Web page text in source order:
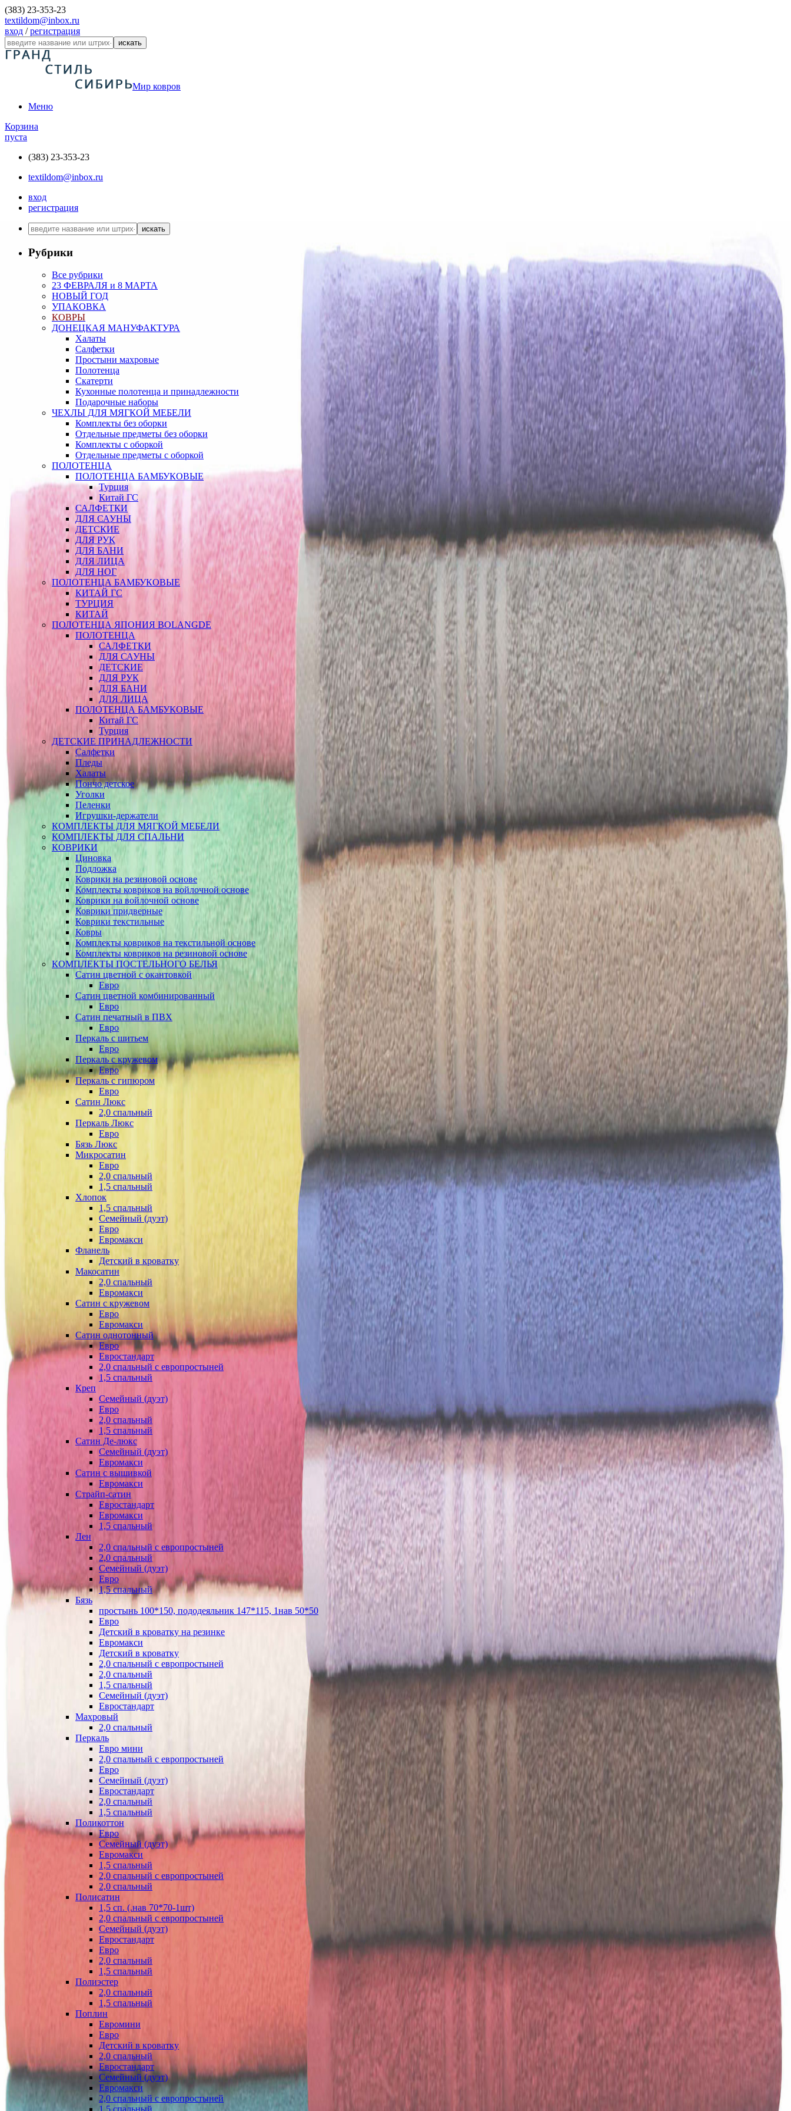
(383) 23-353-23
textildom@inbox.ru
вход /регистрация
искать
Мир ковров
Меню
Корзина
пуста
(383) 23-353-23
textildom@inbox.ru
вход
регистрация
искать
Рубрики
Все рубрики
23 ФЕВРАЛЯ и 8 МАРТА
НОВЫЙ ГОД
УПАКОВКА
КОВРЫ
ДОНЕЦКАЯ МАНУФАКТУРА
Халаты
Салфетки
Простыни махровые
Полотенца
Скатерти
Кухонные полотенца и принадлежности
Подарочные наборы
ЧЕХЛЫ ДЛЯ МЯГКОЙ МЕБЕЛИ
Комплекты без оборки
Отдельные предметы без оборки
Комплекты с оборкой
Отдельные предметы с оборкой
ПОЛОТЕНЦА
ПОЛОТЕНЦА БАМБУКОВЫЕ
Турция
Китай ГС
САЛФЕТКИ
ДЛЯ САУНЫ
ДЕТСКИЕ
ДЛЯ РУК
ДЛЯ БАНИ
ДЛЯ ЛИЦА
ДЛЯ НОГ
ПОЛОТЕНЦА БАМБУКОВЫЕ
КИТАЙ ГС
ТУРЦИЯ
КИТАЙ
ПОЛОТЕНЦА ЯПОНИЯ BOLANGDE
ПОЛОТЕНЦА
САЛФЕТКИ
ДЛЯ САУНЫ
ДЕТСКИЕ
ДЛЯ РУК
ДЛЯ БАНИ
ДЛЯ ЛИЦА
ПОЛОТЕНЦА БАМБУКОВЫЕ
Китай ГС
Турция
ДЕТСКИЕ ПРИНАДЛЕЖНОСТИ
Салфетки
Пледы
Халаты
Пончо детское
Уголки
Пеленки
Игрушки-держатели
КОМПЛЕКТЫ ДЛЯ МЯГКОЙ МЕБЕЛИ
КОМПЛЕКТЫ ДЛЯ СПАЛЬНИ
КОВРИКИ
Циновка
Подложка
Коврики на резиновой основе
Комплекты ковриков на войлочной основе
Коврики на войлочной основе
Коврики придверные
Коврики текстильные
Ковры
Комплекты ковриков на текстильной основе
Комплекты ковриков на резиновой основе
КОМПЛЕКТЫ ПОСТЕЛЬНОГО БЕЛЬЯ
Сатин цветной с окантовкой
Евро
Сатин цветной комбинированный
Евро
Сатин печатный в ПВХ
Евро
Перкаль с шитьем
Евро
Перкаль с кружевом
Евро
Перкаль с гипюром
Евро
Сатин Люкс
2,0 спальный
Перкаль Люкс
Евро
Бязь Люкс
Микросатин
Евро
2,0 спальный
1,5 спальный
Хлопок
1,5 спальный
Семейный (дуэт)
Евро
Евромакси
Фланель
Детский в кроватку
Макосатин
2,0 спальный
Евромакси
Сатин с кружевом
Евро
Евромакси
Сатин однотонный
Евро
Евростандарт
2,0 спальный с европростыней
1,5 спальный
Креп
Семейный (дуэт)
Евро
2,0 спальный
1,5 спальный
Сатин Де-люкс
Семейный (дуэт)
Евромакси
Сатин с вышивкой
Евромакси
Страйп-сатин
Евростандарт
Евромакси
1,5 спальный
Лен
2,0 спальный с европростыней
2,0 спальный
Семейный (дуэт)
Евро
1,5 спальный
Бязь
простынь 100*150, пододеяльник 147*115, 1нав 50*50
Евро
Детский в кроватку на резинке
Евромакси
Детский в кроватку
2,0 спальный с европростыней
2,0 спальный
1,5 спальный
Семейный (дуэт)
Евростандарт
Махровый
2,0 спальный
Перкаль
Евро мини
2,0 спальный с европростыней
Евро
Семейный (дуэт)
Евростандарт
2,0 спальный
1,5 спальный
Поликоттон
Евро
Семейный (дуэт)
Евромакси
1,5 спальный
2,0 спальный с европростыней
2,0 спальный
Полисатин
1,5 сп. (.нав 70*70-1шт)
2,0 спальный с европростыней
Семейный (дуэт)
Евростандарт
Евро
2,0 спальный
1,5 спальный
Полиэстер
2,0 спальный
1,5 спальный
Поплин
Евромини
Евро
Детский в кроватку
2,0 спальный
Евростандарт
Семейный (дуэт)
Евромакси
2,0 спальный с европростыней